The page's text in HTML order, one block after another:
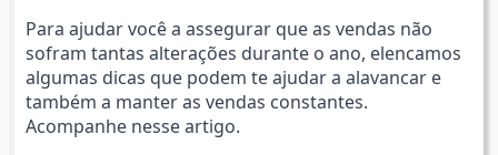
Para ajudar você a assegurar que as vendas não
sofram tantas alterações durante o ano, elencamos
algumas dicas que podem te ajudar a alavancar e
também a manter as vendas constantes.
Acompanhe nesse artigo.